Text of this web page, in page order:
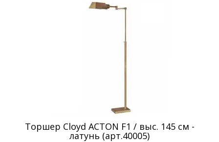
Торшер Cloyd ACTON F1 / выс. 145 см -
латунь (арт.40005)